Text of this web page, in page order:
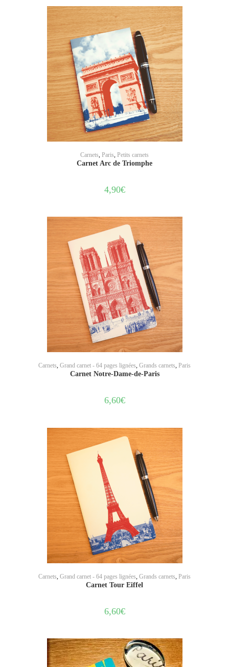
AJOUTER AU PANIER
Carnets Paris Petits carnets
Carnet Arc de Triomphe
4,90€
AJOUTER AU PANIER
Carnets, Grand carnet - 64 pages lignées, Grands carnets, Paris
Carnet Notre-Dame-de-Paris
6,60€
AJOUTER AU PANIER
Carnets Grand carnet - 64 pages lignées Grands carnets Paris
Carnet Tour Eiffel
6,60€